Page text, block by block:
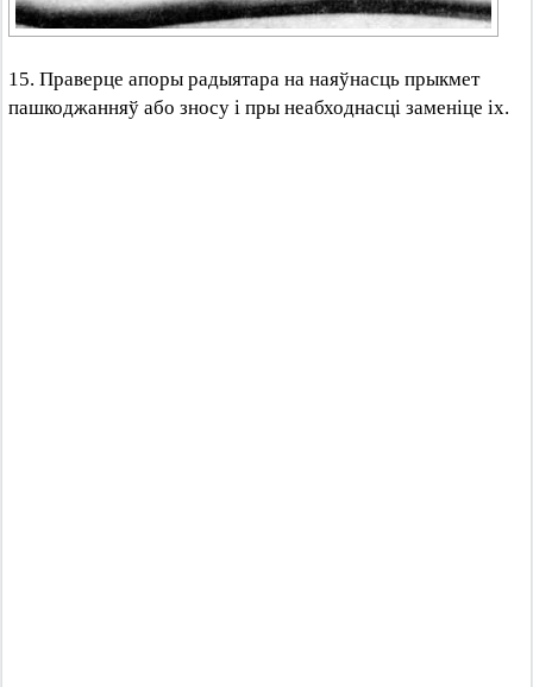
15. Праверце апоры радыятара на наяўнасць прыкмет
пашкоджанняў або зносу і пры неабходнасці заменіце іх.